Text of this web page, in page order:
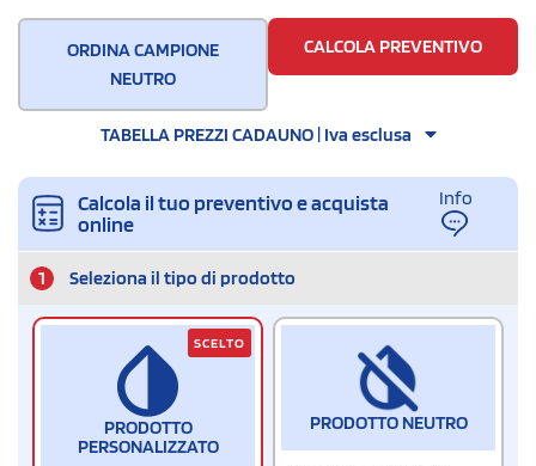
ORDINA CAMPIONE
NEUTRO
CALCOLA PREVENTIVO
TABELLA PREZZI CADAUNO | Iva esclusa
Calcola il tuo preventivo e acquista
online
Info
1 Seleziona il tipo di prodotto
PRODOTTO
PERSONALIZZATO
SCELTO
PRODOTTO NEUTRO